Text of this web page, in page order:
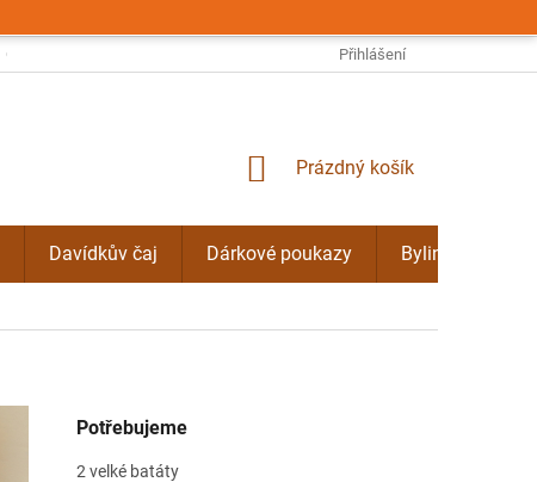
OBCHODNÍ PODMÍNKY PODMÍNKY OCHRANY OSOBNÍCH ÚDAJŮ
Přihlášení
NÁKUPNÍ
Prázdný košík
Davídkův čaj Dárkové poukazy Bylinné kúry
Potřebujeme
2 velké batáty